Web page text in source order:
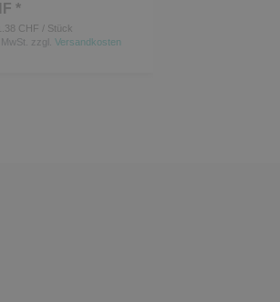
*
CHF / Stück
zzgl.Versandkosten